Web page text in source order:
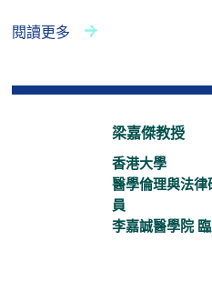
閱讀更多
梁嘉傑教授
香港大學
醫學倫理與法
員